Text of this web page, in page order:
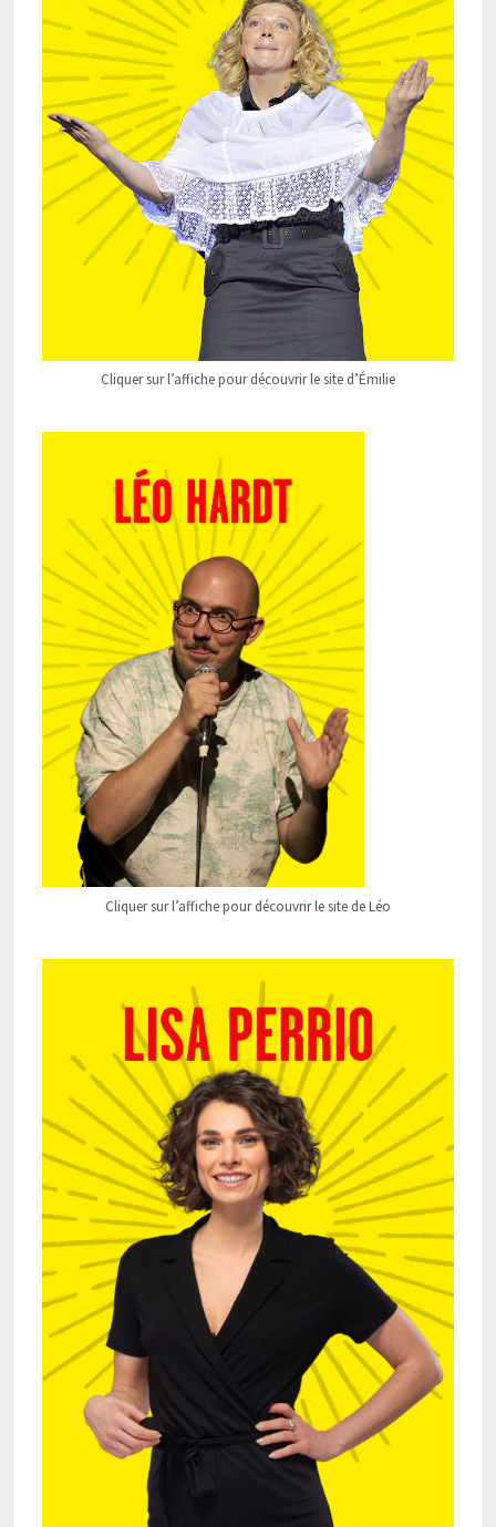
Cliquer sur l’affiche pour découvrir le site d’Émilie
Cliquer sur l’affiche pour découvrir le site de Léo